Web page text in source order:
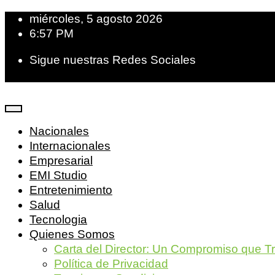
miércoles, 5 agosto 2026
6:57 PM
Sigue nuestras Redes Sociales
Nacionales
Internacionales
Empresarial
EMI Studio
Entretenimiento
Salud
Tecnologia
Quienes Somos
Carta del Director: Un Compromiso que
Política de Privacidad